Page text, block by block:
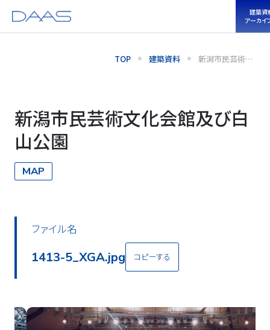
建築資
アーカイ
TOP 建築資料 新潟市民芸術文
化会館及び白山
新潟市民芸術文化会館及び白
山公園
MAP
ファイル名
1413-5_XGA.jpg コピーする